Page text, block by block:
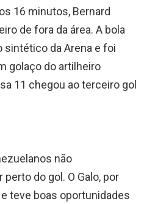
16 minutos, Bernard
de fora da área. A bola
sintético da Arena e foi
golaço do artilheiro
11 chegou ao terceiro gol
não
do gol. O Galo, por
teve boas oportunidades